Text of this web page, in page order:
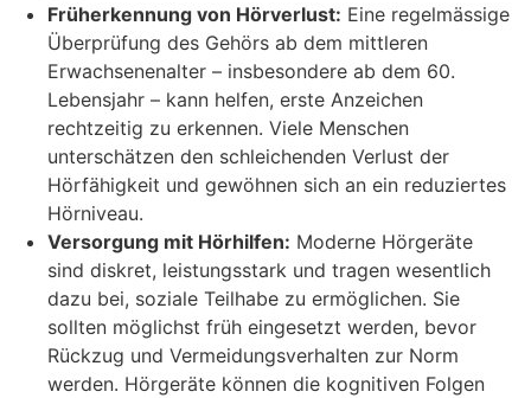
Früherkennung von Hörverlust: Eine regelmässige
Überprüfung des Gehörs ab dem mittleren
Erwachsenenalter – insbesondere ab dem 60.
Lebensjahr – kann helfen, erste Anzeichen
rechtzeitig zu erkennen. Viele Menschen
unterschätzen den schleichenden Verlust der
Hörfähigkeit und gewöhnen sich an ein reduziertes
Hörniveau.
Versorgung mit Hörhilfen: Moderne Hörgeräte
sind diskret, leistungsstark und tragen wesentlich
dazu bei, soziale Teilhabe zu ermöglichen. Sie
sollten möglichst früh eingesetzt werden, bevor
Rückzug und Vermeidungsverhalten zur Norm
werden. Hörgeräte können die kognitiven Folgen